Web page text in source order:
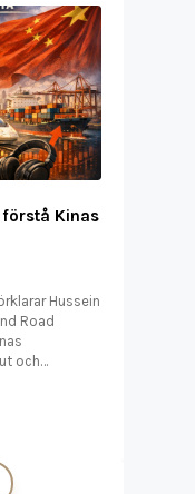
förstå Kinas
Hussein
Road
och…